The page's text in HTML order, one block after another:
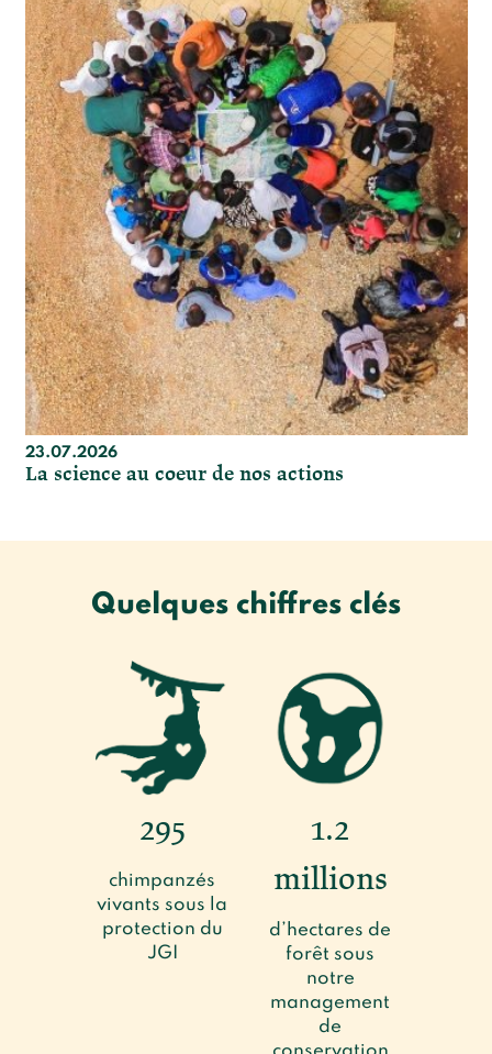
23.07.2026
La science au coeur de nos actions
Quelques chiffres clés
295
chimpanzés
vivants sous la
protection du
JGI
1.2
millions
d’hectares de
forêt sous
notre
management
de